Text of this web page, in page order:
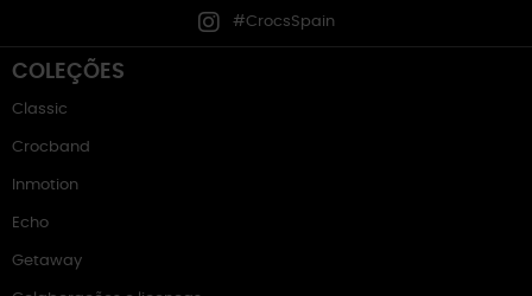
#CrocsSpain
COLEÇÕES
Classic
Crocband
Inmotion
Echo
Getaway